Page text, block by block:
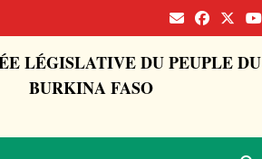
LÉGISLATIVE DU PEUPLE DU
BURKINA FASO